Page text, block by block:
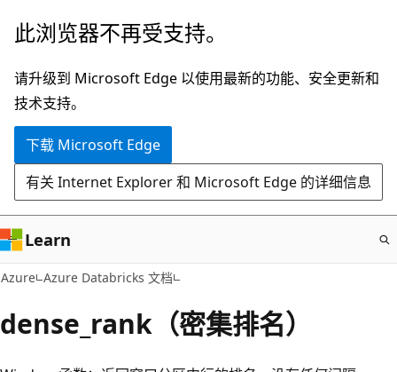
跳
主
要
内
此浏览器不再受支持。
请升级到 Microsoft Edge 以使用最新的功能、安全更新和
技术支持。
下载 Microsoft Edge
有关 Internet Explorer 和 Microsoft Edge 的详细信息
Learn
Azure Azure Databricks 文档
dense_rank（密集排名）